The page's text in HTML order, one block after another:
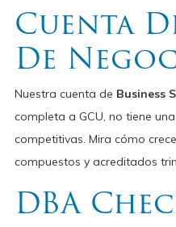
Cuenta
De
Nuestra cuenta de Business
completa a GCU, no tiene
competitivas. Mira cómo
compuestos y acreditados
DBA